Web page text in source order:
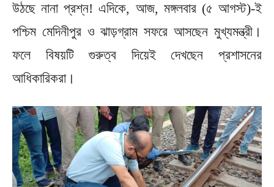
উঠছে নানা প্রশ্ন! এদিকে, আজ, মঙ্গলবার (৫ আগস্ট)-ই
পশ্চিম মেদিনীপুর ও ঝাড়গ্রাম সফরে আসছেন মুখ্যমন্ত্রী।
ফলে বিষয়টি গুরুত্ব দিয়েই দেখছেন প্রশাসনের
আধিকারিকরা।